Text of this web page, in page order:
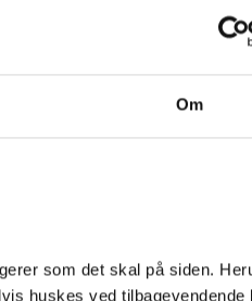
Om
som det skal på siden.
huskes ved tilbagevendende
Geberit iCon væghængt
Rimfree - Mat hvid